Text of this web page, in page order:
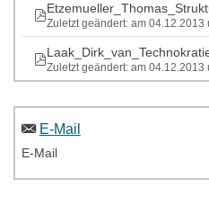
Zuletzt geändert: am 04.12.2013
Zuletzt geändert: am 04.12.2013
E-Mail
E-Mail